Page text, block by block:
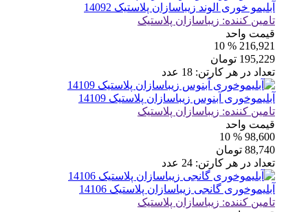
آبلیمو خوری الوند زیباسازان پلاستیک 14092
تامین کننده: زیباسازان پلاستیک
قیمت واحد
216,921
% 10
195,229 تومان
تعداد در هر کارتن: 18 عدد
آبلیموخوری آبنوس زیباسازان پلاستیک 14109
تامین کننده: زیباسازان پلاستیک
قیمت واحد
98,600
% 10
88,740 تومان
تعداد در هر کارتن: 24 عدد
آبلیموخوری گانجی زیباسازان پلاستیک 14106
تامین کننده: زیباسازان پلاستیک